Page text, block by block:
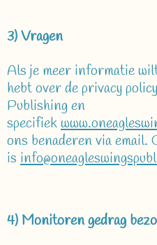
3) Vragen
Als je meer informatie
hebt over de privacy
Publishing en
specifiek
ons benaderen via email.
is
4) Monitoren gedrag